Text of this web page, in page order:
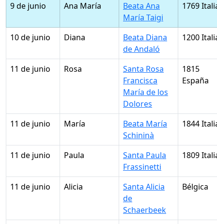
9 de junio
Ana María
Beata Ana
María Taigi
1769
10 de junio Diana
Beata Diana
de Andaló
1200
11 de junio Rosa
Santa Rosa
Francisca
María de los
Dolores
1815
España
11 de junio María
Beata María
Schininà
1844
11 de junio Paula
Santa Paula
Frassinetti
1809
11 de junio Alicia
Santa Alicia
de
Schaerbeek
Bélgica